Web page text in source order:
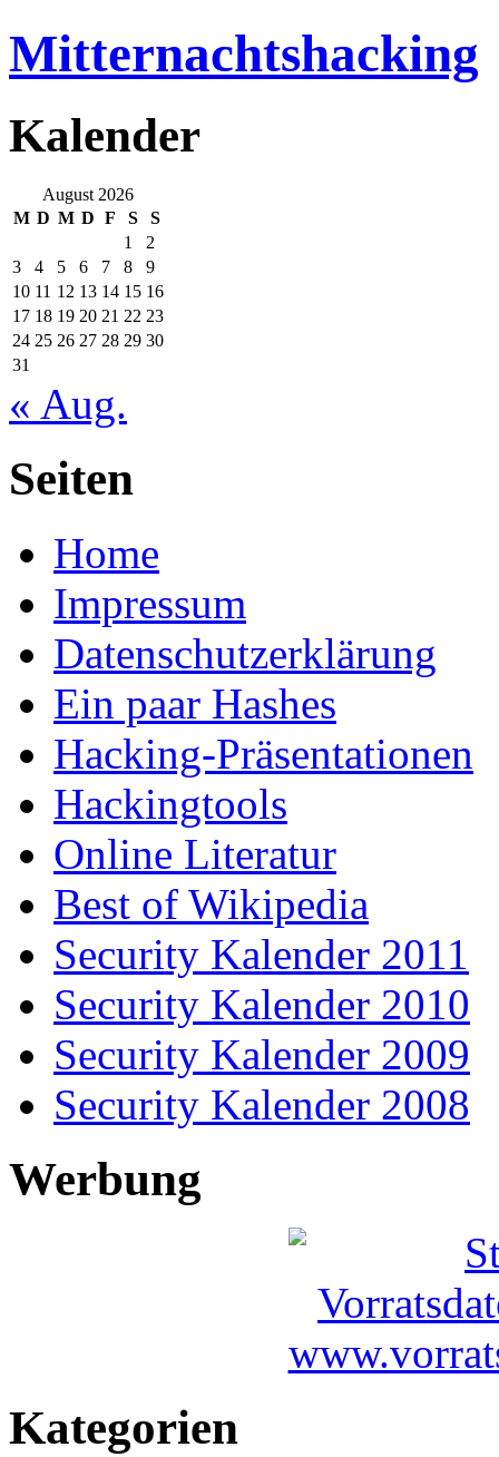
Mitternachtshacking
Kalender
August 2026
M D M D F S
S
1
2
3
4 5 6 7 8
9
10 11 12 13 14 15 16
17 18 19 20 21 22 23
24 25 26 27 28 29 30
31
« Aug.
Seiten
Home
Impressum
Datenschutzerklärung
Ein paar Hashes
Hacking-Präsentationen
Hackingtools
Online Literatur
Best of Wikipedia
Security Kalender 2011
Security Kalender 2010
Security Kalender 2009
Security Kalender 2008
Werbung
Kategorien